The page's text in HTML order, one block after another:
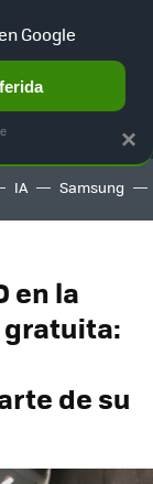
TERRITORIO
IA Samsung
en la
gratuita:
de su
×
Google